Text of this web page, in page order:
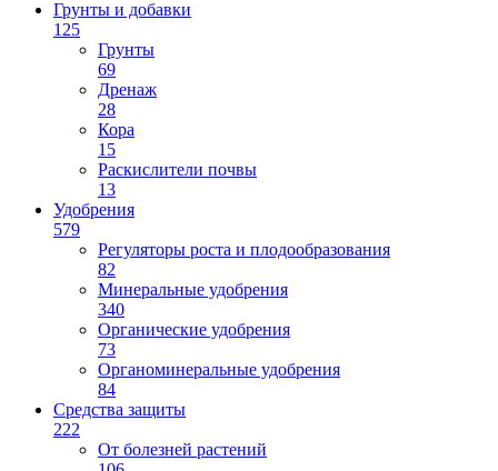
Грунты и добавки
125
Грунты
69
Дренаж
28
Кора
15
Раскислители почвы
13
Удобрения
579
Регуляторы роста и плодообразования
82
Минеральные удобрения
340
Органические удобрения
73
Органоминеральные удобрения
84
Средства защиты
222
От болезней растений